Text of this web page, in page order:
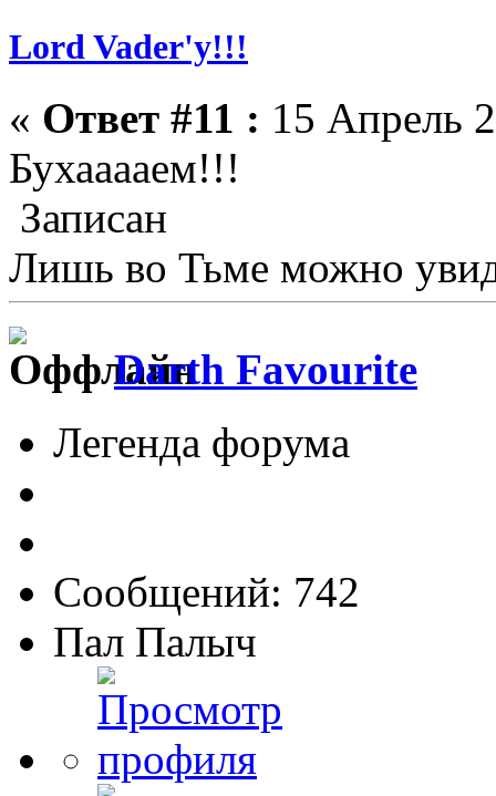
Lord Vader'у!!!
« Ответ #11 : 15 Апрель
Бухааааем!!!
Записан
Лишь во Тьме можно
Darth Favourite
Легенда форума
Сообщений: 742
Пал Палыч